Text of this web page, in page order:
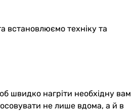
встановлюємо техніку та
швидко нагріти необхідну вам
не лише вдома, а й в